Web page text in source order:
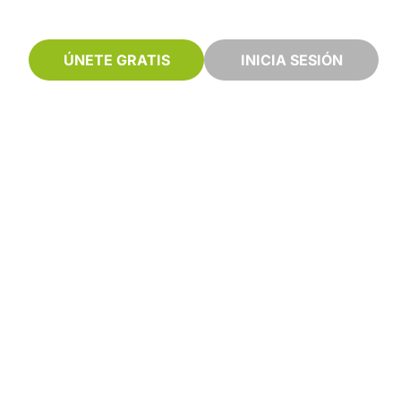
ÚNETE GRATIS INICIA SESIÓN